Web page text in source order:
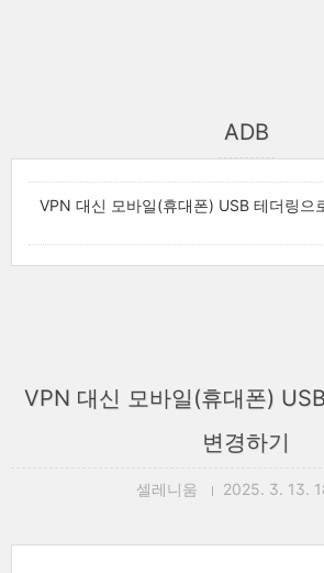
ADB
VPN 대신 모바일(휴대폰) USB 테더링으
VPN 대신 모바일(휴대폰)
변경하기
셀레니움 2025. 3. 13.